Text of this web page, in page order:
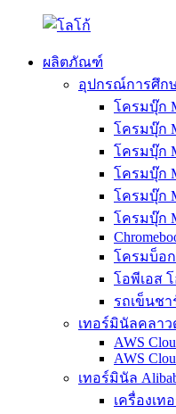
ผลิตภัณฑ์
อุปกรณ์การศึก
โครมบุ๊ก
โครมบุ๊ก
โครมบุ๊ก
โครมบุ๊ก
โครมบุ๊ก
โครมบุ๊ก
โครมบ็อก
โอพีเอส
รถเข็นชา
เทอร์มินัลคลาว
AWS
AWS
เทอร์มินัล
เครื่องเท